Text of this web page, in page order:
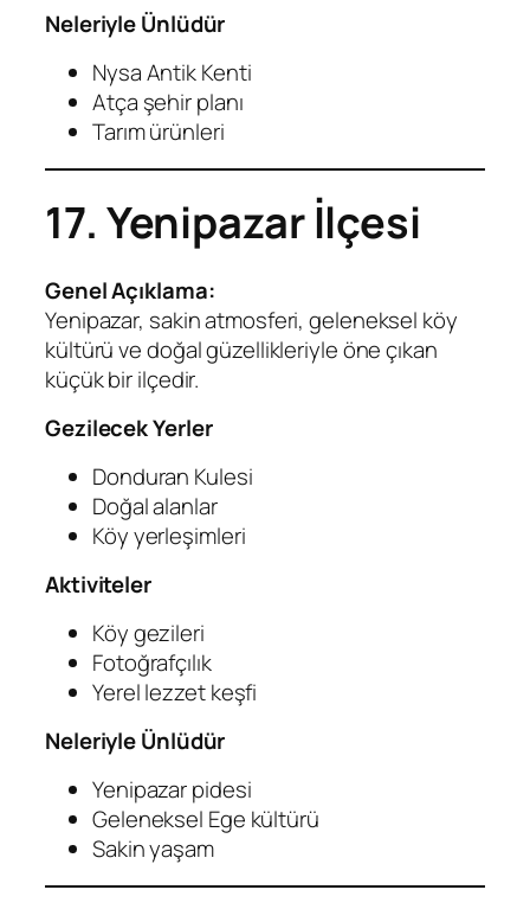
Neleriyle Ünlüdür
Nysa Antik Kenti
Atça şehir planı
Tarım ürünleri
17. Yenipazar İlçesi
Genel Açıklama:
Yenipazar, sakin atmosferi, geleneksel köy
kültürü ve doğal güzellikleriyle öne çıkan
küçük bir ilçedir.
Gezilecek Yerler
Donduran Kulesi
Doğal alanlar
Köy yerleşimleri
Aktiviteler
Köy gezileri
Fotoğrafçılık
Yerel lezzet keşfi
Neleriyle Ünlüdür
Yenipazar pidesi
Geleneksel Ege kültürü
Sakin yaşam